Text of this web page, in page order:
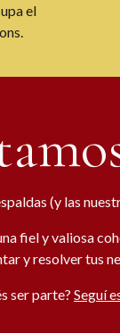
el
(y las
fiel y valiosa
y resolver tus
ser parte? Seguí